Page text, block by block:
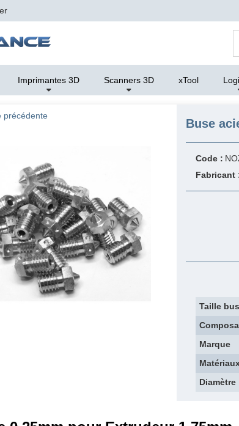
Imprimantes 3D Scanners 3D xTool
précédente
Buse
Code :
Fabricant
Taille
Marque
Diamètre